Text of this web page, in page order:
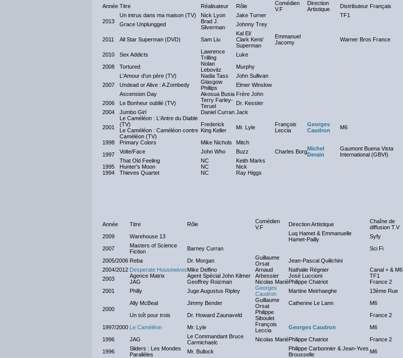
Année Titre Réalisateur Rôle
Comédien
V.F
Direction
Artistique
Distributeur Français
2013
Un intrus dans ma maison (TV) Nick Lyon Jake Turner
TF1
Grace Unplungged
Brad J.
Silverman
Johnny Trey
2011 All Star Superman (DVD) Sam Liu
Kal El/
Clark Kent/
Superman
Emmanuel
Jacomy
Warner Bros France
2010 Sex Addicts
Lawrence
Trilling
Luke
2008
Tortured
Nolan
Lebovitz
Murphy
2007
L'Amour d'un père (TV) Nadia Tass John Sullivan
Undead or Alive : A Zombedy
Glasgow
Phillips
Elmer Winslow
Ascension Day
Akosua Busia Frère John
2006
Le Bonheur oublié (TV)
Terry Farley-
Teruel
Dr. Kessler
2004
Jumbo Girl Daniel Curran Jack
2001
Le Caméléon : L'Antre du Diable
(TV)
Frederick
King Keller
Mr. Lyle
François
Leccia
Georges
Caudron
M6
Le Caméléon : Caméléon contre
Caméléon (TV)
1998
Primary Colors Mike Nichols Mitch
1997
Volte/Face John Who Buzz Charles BorgMichel
Derain
Gaumont Buena Vista
International (GBVI)
That Old Feeling
NC Keith Marks
1995
Hunter's Moon NC Nick
1994
Thieves Quartet NC Ray Higgs
Année Titre Rôle
Comédien
V.F
Direction Artistique
Chaîne de
diffusion T.V
2009
Warehouse 13
Luq Hamet & Emmanuelle
Hamet-Pailly
Syfy
2007
Masters of Science
Fiction
Barney Curran
Sci Fi
2005/2006 Reba Dr. Morgan
Guillaume
Orsat
Jean-Pascal Quilichini
2004/2012 Desperate HousewivesMike Delfino
Arnaud
Arbessier
Nathalie Régnier
Canal + & M6
2003
Agence Matrix Agent Spécial John Kilmer José Luccioni
TF1
JAG
Geoffrey Roizman Nicolas MariéPhilippe Chatriot
France 2
2001
Philly Juge Augustus Ripley
Georges
Caudron
Martine Meirhaeghe 13ème Rue
2000
Ally McBeal Jimmy Bender
Guillaume
Orsat
Catherine Le Lann
M6
Un toît pour trois
Dr. Howard Zaunaveld
Philippe
Siboulet
France 2
1997/2000 Le Caméléon Mr. Lyle
François
Leccia
Georges Caudron
M6
1996
JAG
Le Commandant Bruce
Carmichaelc
Nicolas MariéPhilippe Chatriot
France 2
1996
Sliders : Les Mondes
Parallèles
Mr. Bullock
Philippe Carbonnier & Jean-Yves
Brousselle
M6